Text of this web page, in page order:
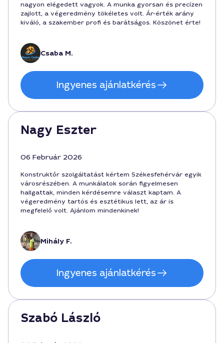
nagyon elégedett vagyok. A munka gyorsan és precízen
zajlott, a végeredmény tökéletes volt. Ár-érték arány
kiváló, a szakember profi és barátságos. Köszönet érte!
Csaba M.
Ingyenes ajánlatkérés
Nagy Eszter
06 Február 2026
Konstruktőr szolgáltatást kértem Székesfehérvár egyik
városrészében. A munkálatok során figyelmesen
hallgattak, minden kérdésemre választ kaptam. A
végeredmény tartós és esztétikus lett, az ár is
megfelelő volt. Ajánlom mindenkinek!
Mihály F.
Ingyenes ajánlatkérés
Szabó László